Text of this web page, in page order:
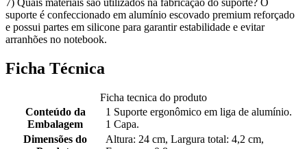
7) Quais materiais são utilizados na fabricação do suporte? O
suporte é confeccionado em alumínio escovado premium reforçado
e possui partes em silicone para garantir estabilidade e evitar
arranhões no notebook.
Ficha Técnica
Ficha tecnica do produto
Conteúdo da
Embalagem
1 Suporte ergonômico em liga de alumínio.
1 Capa.
Dimensões do
Altura: 24 cm, Largura total: 4,2 cm,